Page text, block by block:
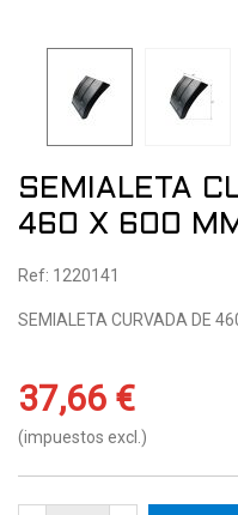
SEMIALETA
460 X 600
Ref: 1220141
SEMIALETA CURVADA DE
37,66 €
(impuestos excl.)